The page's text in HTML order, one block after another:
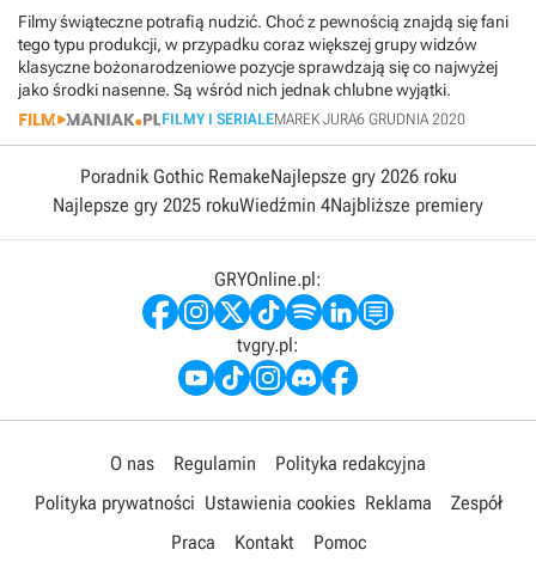
Filmy świąteczne potrafią nudzić. Choć z pewnością znajdą się fani
tego typu produkcji, w przypadku coraz większej grupy widzów
klasyczne bożonarodzeniowe pozycje sprawdzają się co najwyżej
jako środki nasenne. Są wśród nich jednak chlubne wyjątki.
FILMY I SERIALEMAREK JURA6 GRUDNIA 2020
Poradnik Gothic RemakeNajlepsze gry 2026 roku
Najlepsze gry 2025 rokuWiedźmin 4Najbliższe premiery
GRYOnline.pl:
tvgry.pl:
O nas Regulamin
Polityka redakcyjna
Polityka prywatności Ustawienia cookies Reklama
Zespół
Praca
Kontakt Pomoc